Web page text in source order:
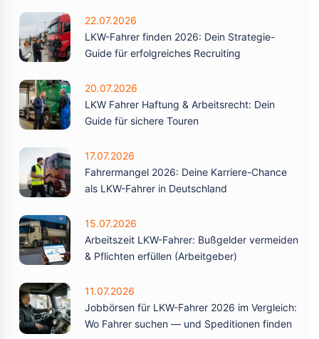
22.07.2026
LKW-Fahrer finden 2026: Dein Strategie-
Guide für erfolgreiches Recruiting
20.07.2026
LKW Fahrer Haftung & Arbeitsrecht: Dein
Guide für sichere Touren
17.07.2026
Fahrermangel 2026: Deine Karriere-Chance
als LKW-Fahrer in Deutschland
15.07.2026
Arbeitszeit LKW-Fahrer: Bußgelder vermeiden
& Pflichten erfüllen (Arbeitgeber)
11.07.2026
Jobbörsen für LKW-Fahrer 2026 im Vergleich:
Wo Fahrer suchen — und Speditionen finden